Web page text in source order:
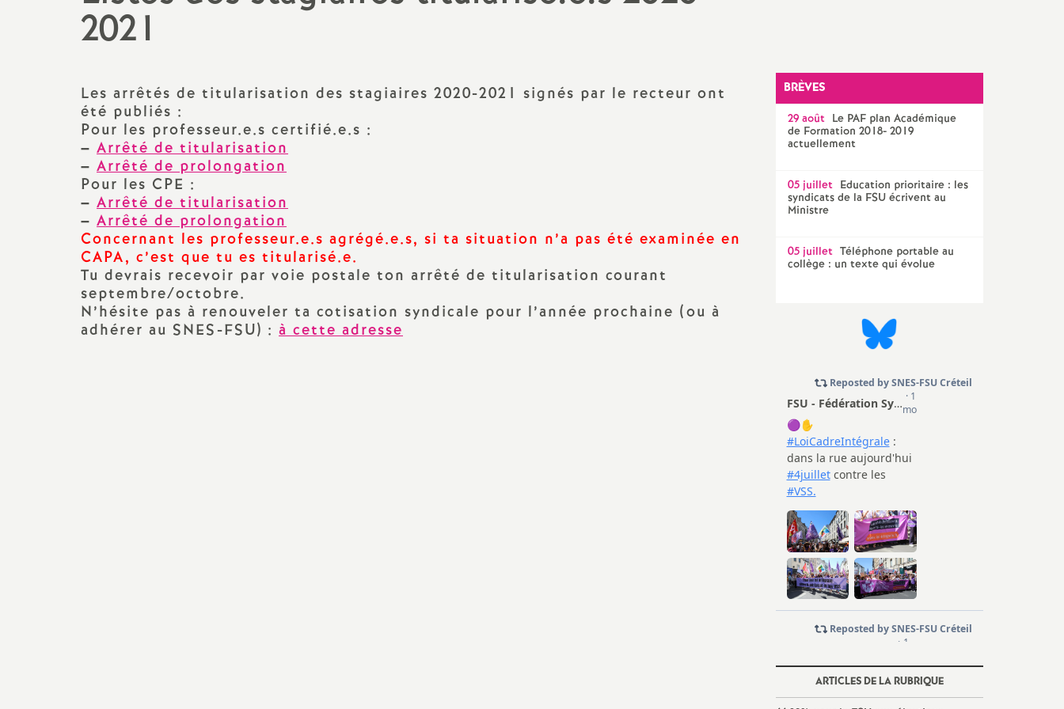
N
t
i
a
l
d
AESH
promotions et évaluation
congés, disponibilités, temps
rémunérations
fin de carrière et retraite
GroupeLGBTQIA
élections professionnelles
2021
Les arrêtés de titularisation des stagiaires 2020-2021 signés par le recteur ont
été publiés :
Pour les professeur.e.s certifié.e.s :
– Arrêté de titularisation
– Arrêté de prolongation
Pour les CPE :
– Arrêté de titularisation
– Arrêté de prolongation
Concernant les professeur.e.s agrégé.e.s, si ta situation n’a pas été examinée en
CAPA, c’est que tu es titularisé.e.
Tu devrais recevoir par voie postale ton arrêté de titularisation courant
septembre/octobre.
N’hésite pas à renouveler ta cotisation syndicale pour l’année prochaine (ou à
adhérer au SNES-FSU) : à cette adresse
BRÈVES
29 août Le PAFplan Académique
de Formation 2018- 2019
actuellement
05 juillet Education prioritaire : les
syndicats de la FSUécrivent au
Ministre
05 juillet Téléphone portable au
collège : un texte qui évolue
ARTICLES DE LA RUBRIQUE